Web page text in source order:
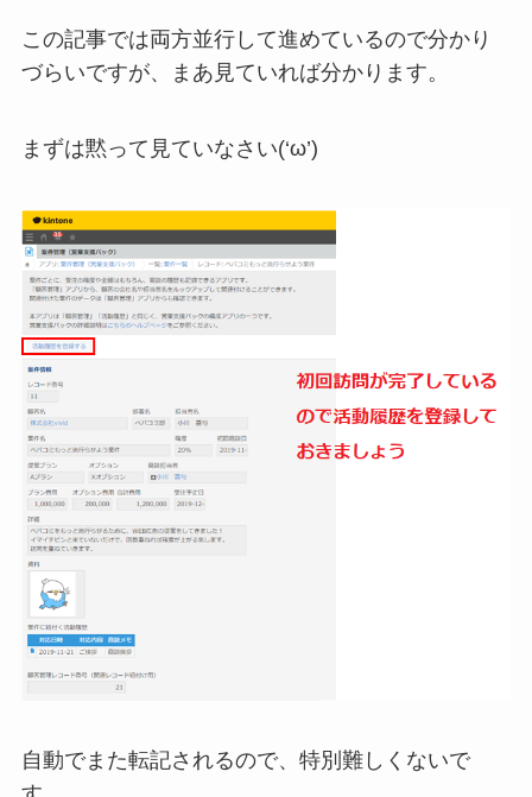
この記事では両方並行して進めているので分かり
づらいですが、まあ見ていれば分かります。
まずは黙って見ていなさい(‘ω’)
自動でまた転記されるので、特別難しくないで